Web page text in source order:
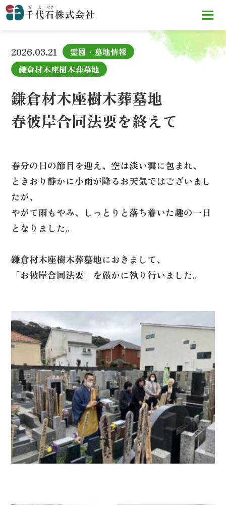
TOP お知らせ 鎌倉材木座樹木葬墓地
えて
2026.03.21
霊園・墓地情報
鎌倉材木座樹木葬墓地
鎌倉材木座樹木葬墓地
春彼岸合同法要を終えて
春分の日の節目を迎え、空は淡い雲に包まれ、
ときおり静かに小雨が降るお天気ではございまし
たが、
やがて雨もやみ、しっとりと落ち着いた趣の一日
となりました。
鎌倉材木座樹木葬墓地におきまして、
「お彼岸合同法要」を厳かに執り行いました。